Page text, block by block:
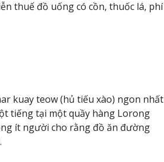
thuế đồ uống có cồn, thuốc lá, phí
kuay teow (hủ tiếu xào) ngon nhất
tiếng tại một quầy hàng Lorong
ít người cho rằng đồ ăn đường